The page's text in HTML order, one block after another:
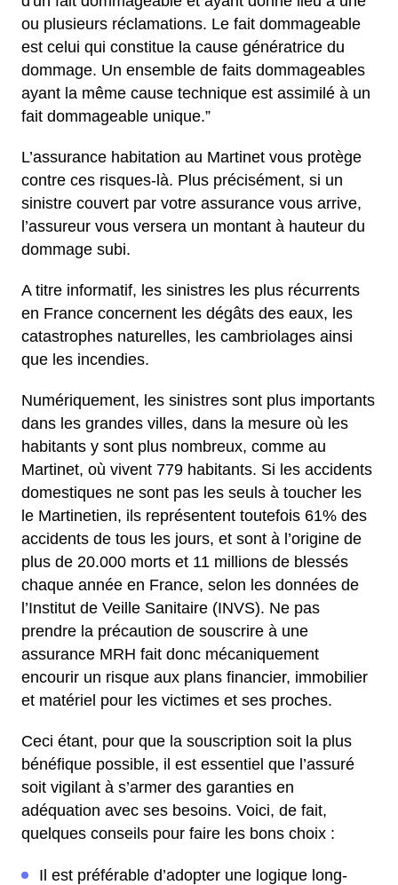
ou plusieurs réclamations. Le fait dommageable
est celui qui constitue la cause génératrice du
dommage. Un ensemble de faits dommageables
ayant la même cause technique est assimilé à un
fait dommageable unique.”
L’assurance habitation au Martinet vous protège
contre ces risques-là. Plus précisément, si un
sinistre couvert par votre assurance vous arrive,
l’assureur vous versera un montant à hauteur du
dommage subi.
A titre informatif, les sinistres les plus récurrents
en France concernent les dégâts des eaux, les
catastrophes naturelles, les cambriolages ainsi
que les incendies.
Numériquement, les sinistres sont plus importants
dans les grandes villes, dans la mesure où les
habitants y sont plus nombreux, comme au
Martinet, où vivent 779 habitants. Si les accidents
domestiques ne sont pas les seuls à toucher les
le Martinetien, ils représentent toutefois 61% des
accidents de tous les jours, et sont à l’origine de
plus de 20.000 morts et 11 millions de blessés
chaque année en France, selon les données de
l’Institut de Veille Sanitaire (INVS). Ne pas
prendre la précaution de souscrire à une
assurance MRH fait donc mécaniquement
encourir un risque aux plans financier, immobilier
et matériel pour les victimes et ses proches.
Ceci étant, pour que la souscription soit la plus
bénéfique possible, il est essentiel que l’assuré
soit vigilant à s’armer des garanties en
adéquation avec ses besoins. Voici, de fait,
quelques conseils pour faire les bons choix :
Il est préférable d’adopter une logique long-